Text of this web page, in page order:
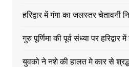
हरिद्वार में गंगा का जलस्तर चेतावनी
गुरु पूर्णिमा की पूर्व संध्या पर
युवको ने नशे की हालत मे कार से